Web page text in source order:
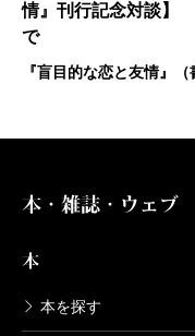
情』刊行記念対談】
で
『盲目的な恋と友情』（
本・雑誌・ウェブ
本
本を探す